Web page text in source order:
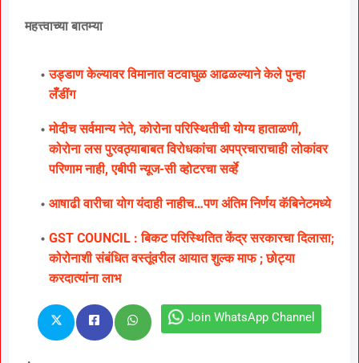
महत्त्वाच्या बातम्या
उड्डाण केल्यावर विमानात वटवाघुळ आढळल्याने केले पुन्हा
लॅँडींग
मोदीच सर्वमान्य नेते, कोरोना परिस्थितीची योग्य हाताळणी,
कोरोना लस पुरवठ्याबाबत विरोधकांचा अपप्रचाराचाही लोकांवर
परिणाम नाही, एबीपी न्यूज-सी व्होटरचा सर्व्हे
आषाढी वारीचा योग यंदाही नाहीच…पण अंतिम निर्णय कॅबिनेटमध्ये
GST COUNCIL : बिकट परिस्थितित केंद्र सरकारचा दिलासा;
कोरोनाशी संबंधित वस्तूंवरील आयात शुल्क माफ ; छोट्या
करदात्यांना लाभ
Join WhatsApp Channel